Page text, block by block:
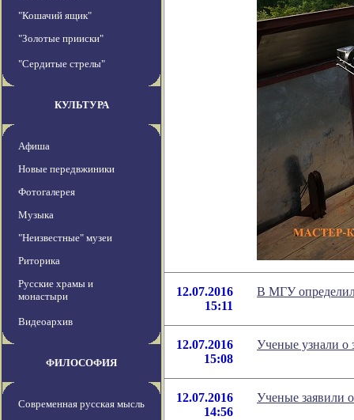
"Кошачий ящик"
"Золотые прииски"
"Сердитые стрелы"
КУЛЬТУРА
Афиша
Новые передвжиники
Фотогалерея
Музыка
"Неизвестные" музеи
Риторика
Русские храмы и
монастыри
Видеоархив
ФИЛОСОФИЯ
Современная русская мысль
12.07.2016
15:11
В МГУ
12.07.2016
15:08
Ученые узнали о
12.07.2016
14:56
Ученые заявили